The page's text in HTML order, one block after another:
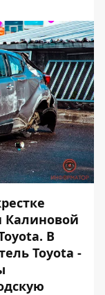
Калиновой
В
Toyota -